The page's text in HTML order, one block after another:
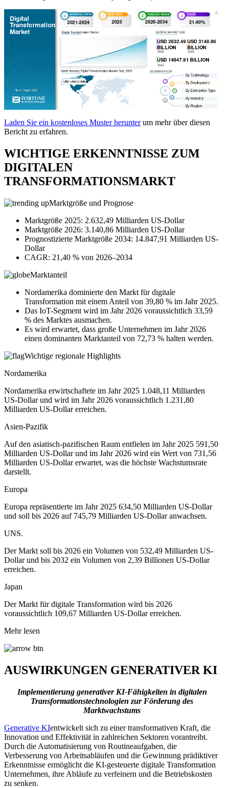
Laden Sie ein kostenloses Muster herunterum mehr über diesen
Bericht zu erfahren.
WICHTIGE ERKENNTNISSE ZUM
DIGITALEN
TRANSFORMATIONSMARKT
Marktgröße und Prognose
Marktgröße 2025: 2.632,49 Milliarden US-Dollar
Marktgröße 2026: 3.140,86 Milliarden US-Dollar
Prognostizierte Marktgröße 2034: 14.847,91 Milliarden US-
Dollar
CAGR: 21,40 % von 2026–2034
Marktanteil
Nordamerika dominierte den Markt für digitale
Transformation mit einem Anteil von 39,80 % im Jahr 2025.
Das IoT-Segment wird im Jahr 2026 voraussichtlich 33,59
% des Marktes ausmachen.
Es wird erwartet, dass große Unternehmen im Jahr 2026
einen dominanten Marktanteil von 72,73 % halten werden.
Wichtige regionale Highlights
Nordamerika
Nordamerika erwirtschaftete im Jahr 2025 1.048,11 Milliarden
US-Dollar und wird im Jahr 2026 voraussichtlich 1.231,80
Milliarden US-Dollar erreichen.
Asien-Pazifik
Auf den asiatisch-pazifischen Raum entfielen im Jahr 2025 591,50
Milliarden US-Dollar und im Jahr 2026 wird ein Wert von 731,56
Milliarden US-Dollar erwartet, was die höchste Wachstumsrate
darstellt.
Europa
Europa repräsentierte im Jahr 2025 634,50 Milliarden US-Dollar
und soll bis 2026 auf 745,79 Milliarden US-Dollar anwachsen.
UNS.
Der Markt soll bis 2026 ein Volumen von 532,49 Milliarden US-
Dollar und bis 2032 ein Volumen von 2,39 Billionen US-Dollar
erreichen.
Japan
Der Markt für digitale Transformation wird bis 2026
voraussichtlich 109,67 Milliarden US-Dollar erreichen.
Mehr lesen
AUSWIRKUNGEN GENERATIVER KI
Implementierung generativer KI-Fähigkeiten in digitalen
Transformationstechnologien zur Förderung des
Marktwachstums
Generative KIentwickelt sich zu einer transformativen Kraft, die
Innovation und Effektivität in zahlreichen Sektoren vorantreibt.
Durch die Automatisierung von Routineaufgaben, die
Verbesserung von Arbeitsabläufen und die Gewinnung prädiktiver
Erkenntnisse ermöglicht die KI-gesteuerte digitale Transformation
Unternehmen, ihre Abläufe zu verfeinern und die Betriebskosten
zu senken.